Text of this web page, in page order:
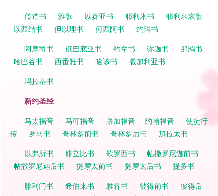
传道书
雅歌 以赛亚书 耶利米书
耶利米哀歌
以西结书
但以理书 何西阿书
约珥书
阿摩司书
俄巴底亚书 约拿书 弥迦书
那鸿书
哈巴谷书
西番雅书 哈该书
撒加利亚书
玛拉基书
新约圣经
马太福音 马可福音 路加福音 约翰福音
使徒行
传
罗马书 哥林多前书 哥林多后书
加拉太书
以弗所书
腓立比书 歌罗西书
帖撒罗尼迦前书
帖撒罗尼迦后书
提摩太前书 提摩太后书
提多书
腓利门书
希伯来书 雅各书 彼得前书
彼得后